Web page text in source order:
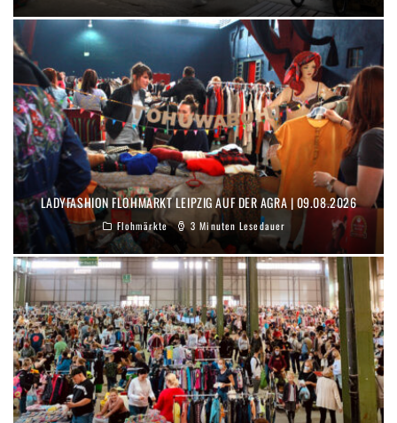
LADYFASHION FLOHMARKT LEIPZIG AUF DER AGRA | 09.08.2026
Flohmärkte 3 Minuten Lesedauer